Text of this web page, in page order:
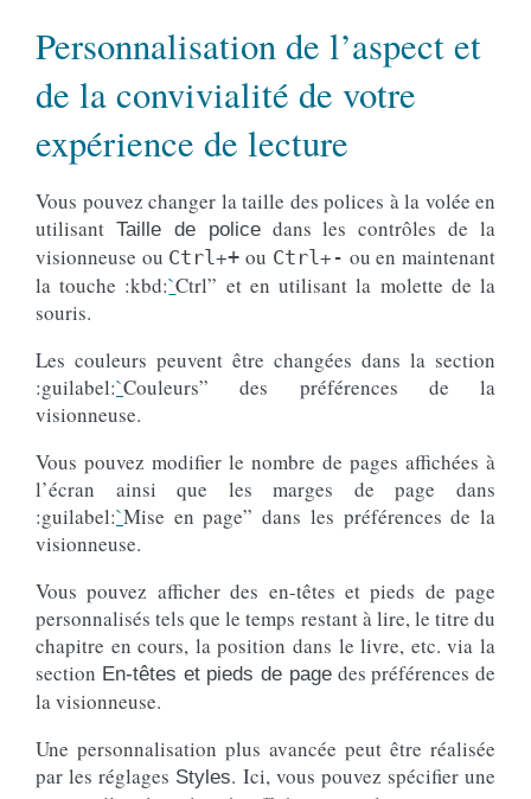
Personnalisation de l’aspect et
de la convivialité de votre
expérience de lecture
Vous pouvez changer la taille des polices à la volée en
utilisant Taille de policedans les contrôles de la
visionneuse ou Ctrl++ ou Ctrl + - ou en maintenant
la touche :kbd:`Ctrl” et en utilisant la molette de la
souris.
Les couleurs peuvent être changées dans la section
:guilabel:`Couleurs” des préférences de la
visionneuse.
Vous pouvez modifier le nombre de pages affichées à
l’écran ainsi que les marges de page dans
:guilabel:`Mise en page” dans les préférences de la
visionneuse.
Vous pouvez afficher des en-têtes et pieds de page
personnalisés tels que le temps restant à lire, le titre du
chapitre en cours, la position dans le livre, etc. via la
section En-têtes et pieds de pagedes préférences de
la visionneuse.
Une personnalisation plus avancée peut être réalisée
par les réglages Styles. Ici, vous pouvez spécifier une